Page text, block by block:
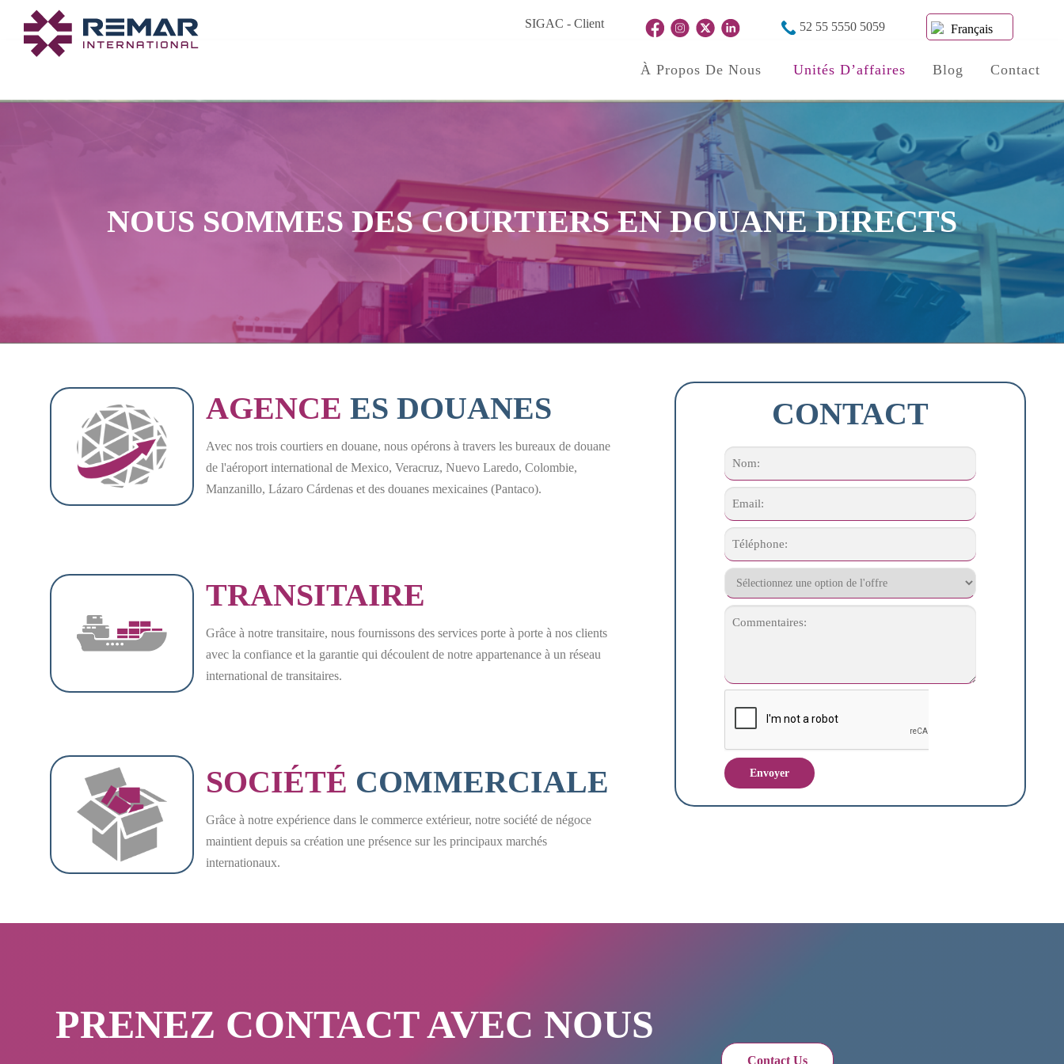
contenu
SIGAC - Client 52 55 5550 5059 Français
À Propos De Nous Unités D’affaires Blog Contact
NOUS SOMMES DES COURTIERS EN DOUANE DIRECTS
AGENCE ES DOUANES
Avec nos trois courtiers en douane, nous opérons à travers les bureaux de douane
de l'aéroport international de Mexico, Veracruz, Nuevo Laredo, Colombie,
Manzanillo, Lázaro Cárdenas et des douanes mexicaines (Pantaco).
TRANSITAIRE
Grâce à notre transitaire, nous fournissons des services porte à porte à nos clients
avec la confiance et la garantie qui découlent de notre appartenance à un réseau
international de transitaires.
SOCIÉTÉ COMMERCIALE
Grâce à notre expérience dans le commerce extérieur, notre société de négoce
maintient depuis sa création une présence sur les principaux marchés
internationaux.
CONTACT
PRENEZ CONTACT AVEC NOUS
Contact Us